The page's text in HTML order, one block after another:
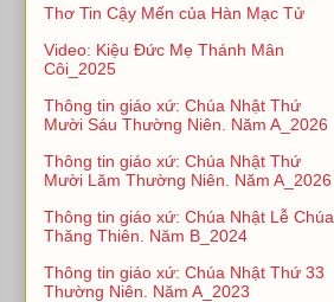
Thơ Tin Cậy Mến của Hàn Mạc Tử
Video: Kiệu Đức Mẹ Thánh Mân
Côi_2025
Thông tin giáo xứ: Chúa Nhật Thứ
Mười Sáu Thường Niên. Năm A_2026
Thông tin giáo xứ: Chúa Nhật Thứ
Mười Lăm Thường Niên. Năm A_2026
Thông tin giáo xứ: Chúa Nhật Lễ Chúa
Thăng Thiên. Năm B_2024
Thông tin giáo xứ: Chúa Nhật Thứ 33
Thường Niên. Năm A_2023